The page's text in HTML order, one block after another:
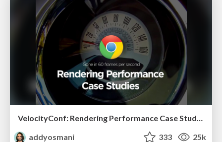
VelocityConf: Rendering Performance Case Studies
addyosmani
333 25k